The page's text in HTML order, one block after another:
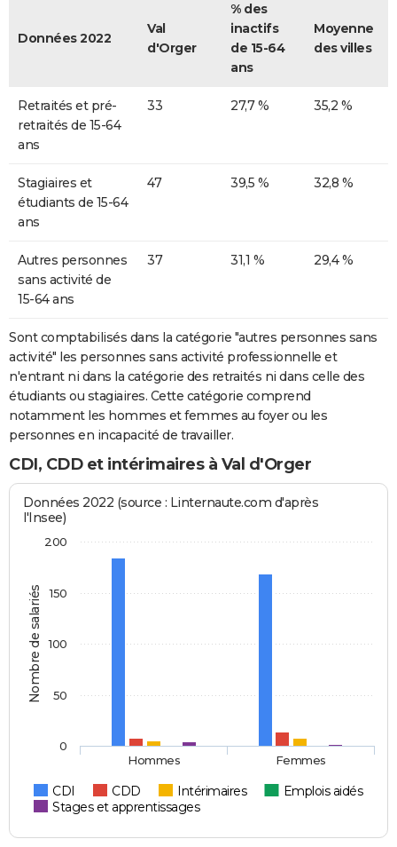
Données 2022
Val
d'Orger
% des
inactifs
de 15-64
ans
Moyenne
des villes
Retraités et pré-
retraités de 15-64
ans
33 27,7 % 35,2 %
Stagiaires et
étudiants de 15-64
ans
47 39,5 % 32,8 %
Autres personnes
sans activité de
15-64 ans
37 31,1 % 29,4 %
Sont comptabilisés dans la catégorie "autres personnes sans
activité" les personnes sans activité professionnelle et
n'entrant ni dans la catégorie des retraités ni dans celle des
étudiants ou stagiaires. Cette catégorie comprend
notamment les hommes et femmes au foyer ou les
personnes en incapacité de travailler.
CDI, CDD et intérimaires à Val d'Orger
Nombre de salariés
Données 2022 (source : Linternaute.com d'après
l'Insee)
CDI CDD Intérimaires
Emplois aidés
Stages et apprentissages
Hommes Femmes
0
50
100
150
200